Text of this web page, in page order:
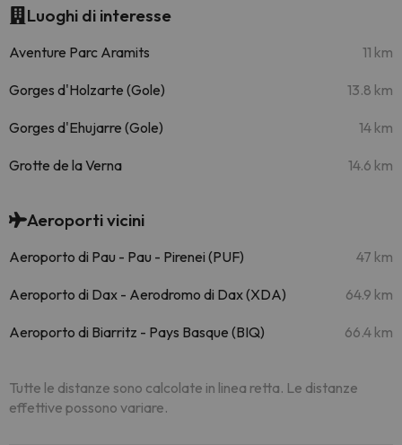
Luoghi di interesse
Aventure Parc Aramits 11 km
Gorges d'Holzarte (Gole) 13.8 km
Gorges d'Ehujarre (Gole) 14 km
Grotte de la Verna 14.6 km
Aeroporti vicini
Aeroporto di Pau - Pau - Pirenei (PUF) 47 km
Aeroporto di Dax - Aerodromo di Dax (XDA) 64.9 km
Aeroporto di Biarritz - Pays Basque (BIQ) 66.4 km
Tutte le distanze sono calcolate in linea retta. Le distanze
effettive possono variare.